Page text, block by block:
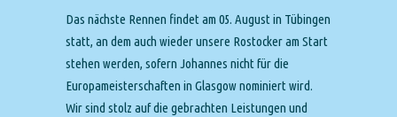
Das nächste Rennen findet am 05. August in Tübingen
statt, an dem auch wieder unsere Rostocker am Start
stehen werden, sofern Johannes nicht für die
Europameisterschaften in Glasgow nominiert wird.
Wir sind stolz auf die gebrachten Leistungen und